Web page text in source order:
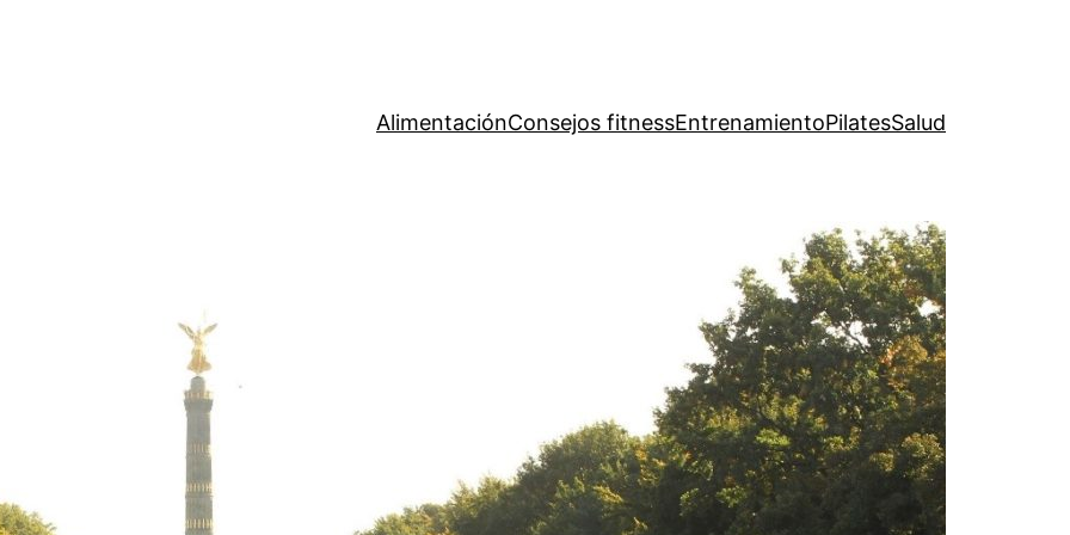
AlimentaciónConsejos fitnessEntrenamientoPilatesSalud